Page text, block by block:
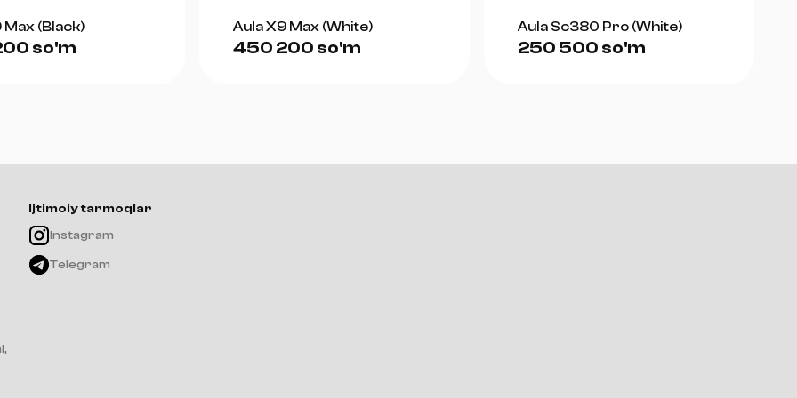
Kengligi: 63.5 mm
Max (Black)
so'm
Aula X9 Max (White)
450 200 so'm
Aula Sc380 Pro (White)
250 500 so'm
Ijtimoiy tarmoqlar
Instagram
Telegram